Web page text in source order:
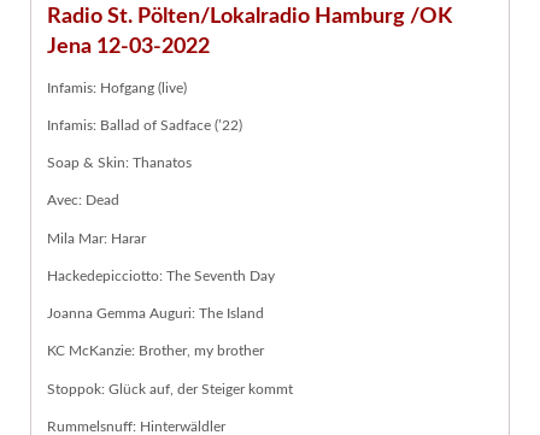
Radio St. Pölten/Lokalradio Hamburg /OK
Jena 12-03-2022
Infamis: Hofgang (live)
Infamis: Ballad of Sadface (’22)
Soap & Skin: Thanatos
Avec: Dead
Mila Mar: Harar
Hackedepicciotto: The Seventh Day
Joanna Gemma Auguri: The Island
KC McKanzie: Brother, my brother
Stoppok: Glück auf, der Steiger kommt
Rummelsnuff: Hinterwäldler